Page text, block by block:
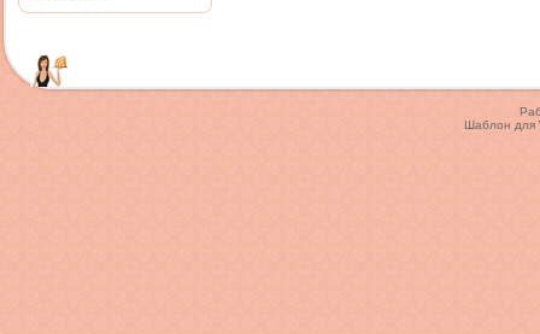
Шаблон для